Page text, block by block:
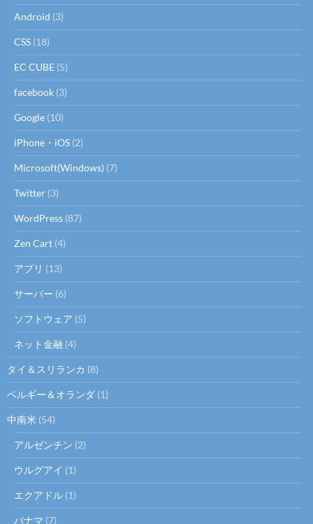
Android (3)
CSS (18)
EC CUBE (5)
facebook (3)
Google (10)
iPhone・iOS (2)
Microsoft(Windows) (7)
Twitter (3)
WordPress (87)
Zen Cart (4)
アプリ (13)
サーバー (6)
ソフトウェア (5)
ネット金融 (4)
タイ＆スリランカ (8)
ベルギー＆オランダ (1)
中南米 (54)
アルゼンチン (2)
ウルグアイ (1)
エクアドル (1)
パナマ (7)